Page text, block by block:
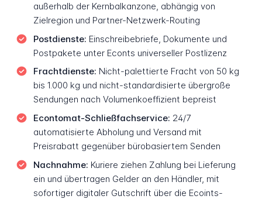
außerhalb der Kernbalkanzone, abhängig von
Zielregion und Partner-Netzwerk-Routing
Postdienste: Einschreibebriefe, Dokumente und
Postpakete unter Econts universeller Postlizenz
Frachtdienste: Nicht-palettierte Fracht von 50 kg
bis 1.000 kg und nicht-standardisierte übergroße
Sendungen nach Volumenkoeffizient bepreist
Econtomat-Schließfachservice: 24/7
automatisierte Abholung und Versand mit
Preisrabatt gegenüber bürobasiertem Senden
Nachnahme: Kuriere ziehen Zahlung bei Lieferung
ein und übertragen Gelder an den Händler, mit
sofortiger digitaler Gutschrift über die Ecoints-